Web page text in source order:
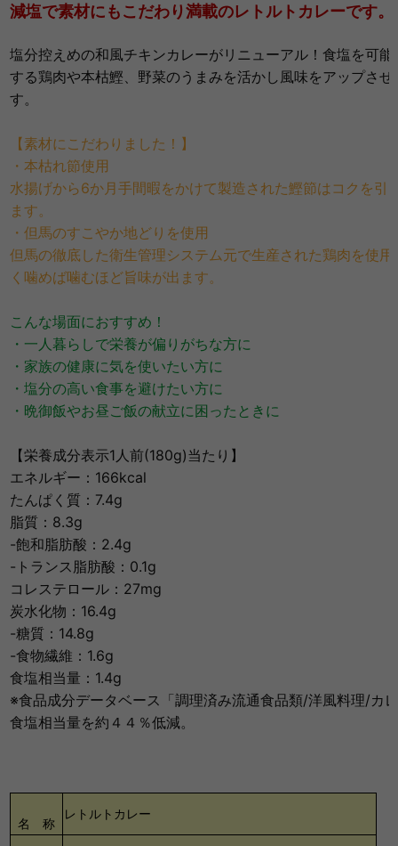
減塩で素材にもこだわり満載のレトルトカレーです。
塩分控えめの和風チキンカレーがリニューアル！食塩を可
する鶏肉や本枯鰹、野菜のうまみを活かし風味をアップさ
す。
【素材にこだわりました！】
・本枯れ節使用
水揚げから6か月手間暇をかけて製造された鰹節はコクを引
ます。
・但馬のすこやか地どりを使用
但馬の徹底した衛生管理システム元で生産された鶏肉を使
く噛めば噛むほど旨味が出ます。
こんな場面におすすめ！
・一人暮らしで栄養が偏りがちな方に
・家族の健康に気を使いたい方に
・塩分の高い食事を避けたい方に
・晩御飯やお昼ご飯の献立に困ったときに
【栄養成分表示1人前(180g)当たり】
エネルギー：166kcal
たんぱく質：7.4g
脂質：8.3g
-飽和脂肪酸：2.4g
-トランス脂肪酸：0.1g
コレステロール：27mg
炭水化物：16.4g
-糖質：14.8g
-食物繊維：1.6g
食塩相当量：1.4g
※食品成分データベース「調理済み流通食品類/洋風料理/カ
食塩相当量を約４４％低減。
名 称
レトルトカレー